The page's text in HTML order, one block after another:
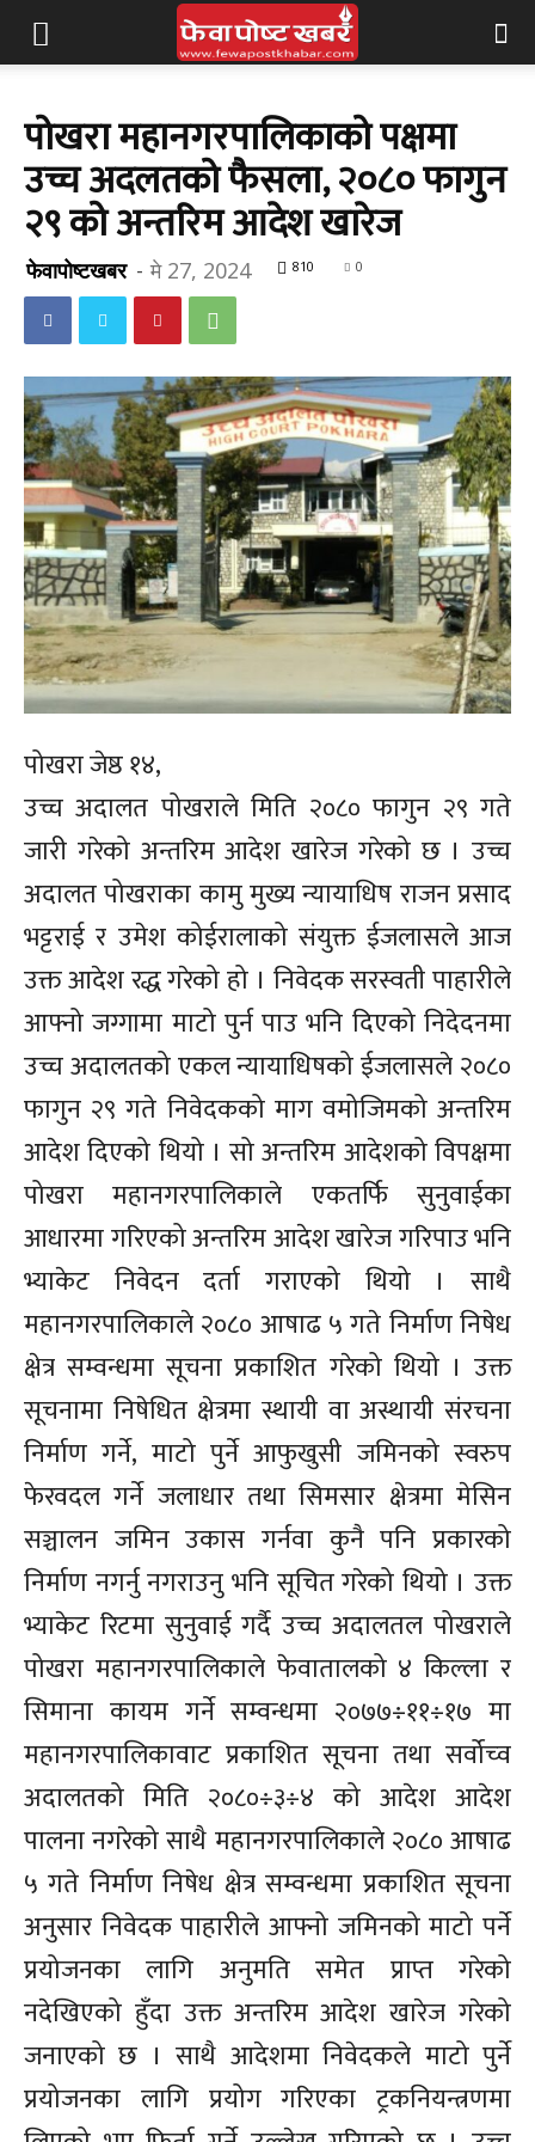
पोखरा महानगरपालिकाको पक्षमा
उच्च अदलतको फैसला, २०८० फागुन
२९ को अन्तरिम आदेश खारेज
फेवापोष्टखबर - मे 27, 2024 810 0
पोखरा जेष्ठ १४,
उच्च अदालत पोखराले मिति २०८० फागुन २९ गते
जारी गरेको अन्तरिम आदेश खारेज गरेको छ । उच्च
अदालत पोखराका कामु मुख्य न्यायाधिष राजन प्रसाद
भट्टराई र उमेश कोईरालाको संयुक्त ईजलासले आज
उक्त आदेश रद्ध गरेको हो । निवेदक सरस्वती पाहारीले
आफ्नो जग्गामा माटो पुर्न पाउ भनि दिएको निदेदनमा
उच्च अदालतको एकल न्यायाधिषको ईजलासले २०८०
फागुन २९ गते निवेदकको माग वमोजिमको अन्तरिम
आदेश दिएको थियो । सो अन्तरिम आदेशको विपक्षमा
पोखरा महानगरपालिकाले एकतर्फि सुनुवाईका
आधारमा गरिएको अन्तरिम आदेश खारेज गरिपाउ भनि
भ्याकेट निवेदन दर्ता गराएको थियो । साथै
महानगरपालिकाले २०८० आषाढ ५ गते निर्माण निषेध
क्षेत्र सम्वन्धमा सूचना प्रकाशित गरेको थियो । उक्त
सूचनामा निषेधित क्षेत्रमा स्थायी वा अस्थायी संरचना
निर्माण गर्ने, माटो पुर्ने आफुखुसी जमिनको स्वरुप
फेरवदल गर्ने जलाधार तथा सिमसार क्षेत्रमा मेसिन
सञ्चालन जमिन उकास गर्नवा कुनै पनि प्रकारको
निर्माण नगर्नु नगराउनु भनि सूचित गरेको थियो । उक्त
भ्याकेट रिटमा सुनुवाई गर्दै उच्च अदालतल पोखराले
पोखरा महानगरपालिकाले फेवातालको ४ किल्ला र
सिमाना कायम गर्ने सम्वन्धमा २०७७÷११÷१७ मा
महानगरपालिकावाट प्रकाशित सूचना तथा सर्वोच्व
अदालतको मिति २०८०÷३÷४ को आदेश आदेश
पालना नगरेको साथै महानगरपालिकाले २०८० आषाढ
५ गते निर्माण निषेध क्षेत्र सम्वन्धमा प्रकाशित सूचना
अनुसार निवेदक पाहारीले आफ्नो जमिनको माटो पर्ने
प्रयोजनका लागि अनुमति समेत प्राप्त गरेको
नदेखिएको हुँदा उक्त अन्तरिम आदेश खारेज गरेको
जनाएको छ । साथै आदेशमा निवेदकले माटो पुर्ने
प्रयोजनका लागि प्रयोग गरिएका ट्रकनियन्त्रणमा